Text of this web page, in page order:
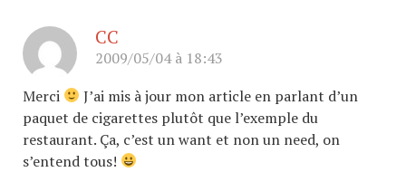
CC
2009/05/04 à 18:43
Merci
J’ai mis à jour mon article en parlant d’un
paquet de cigarettes plutôt que l’exemple du
restaurant. Ça, c’est un want et non un need, on
s’entend tous!